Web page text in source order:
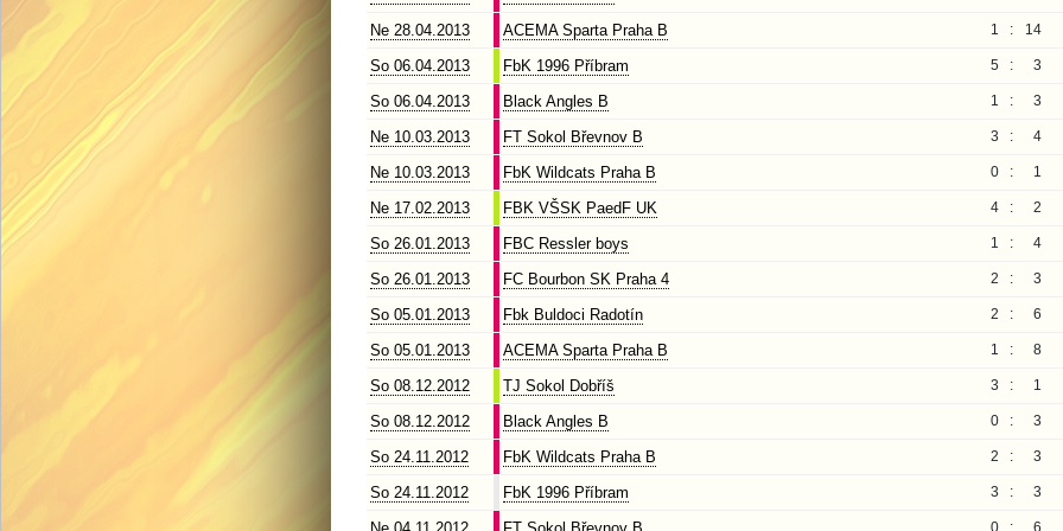
Ne 28.04.2013 ACEMA Sparta Praha B 1 : 14
So 06.04.2013 FbK 1996 Příbram 5 : 3
So 06.04.2013 Black Angles B 1 : 3
Ne 10.03.2013 FT Sokol Břevnov B 3 : 4
Ne 10.03.2013 FbK Wildcats Praha B 0 : 1
Ne 17.02.2013 FBK VŠSK PaedF UK 4 : 2
So 26.01.2013 FBC Ressler boys 1 : 4
So 26.01.2013 FC Bourbon SK Praha 4 2 : 3
So 05.01.2013 Fbk Buldoci Radotín 2 : 6
So 05.01.2013 ACEMA Sparta Praha B 1 : 8
So 08.12.2012 TJ Sokol Dobříš 3 : 1
So 08.12.2012 Black Angles B 0 : 3
So 24.11.2012 FbK Wildcats Praha B 2 : 3
So 24.11.2012 FbK 1996 Příbram 3 : 3
0 : 6